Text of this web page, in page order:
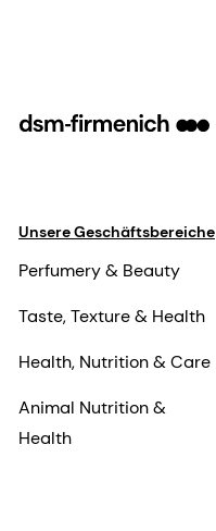
Unsere Geschäftsbereiche
Perfumery & Beauty
Taste, Texture & Health
Health, Nutrition & Care
Animal Nutrition &
Health